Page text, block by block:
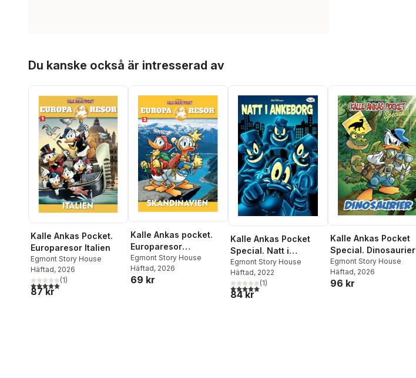
Du kanske också är intresserad av
Kalle Ankas Pocket.
Europaresor Italien
Egmont Story House
Häftad, 2026
5,0utav 5 stjärnor. Totalt antal röster:
(1)
87 kr
Kalle Ankas pocket.
Europaresor
Skandinavien
Egmont Story House
Häftad, 2026
69 kr
Kalle Ankas Pocket
Special. Natt i
Ankeborg
Egmont Story House
Häftad, 2022
5,0utav 5 stjärnor. Totalt antal röster:
(1)
84 kr
Kalle Ankas Pocket
Special. Dinosaurier
Egmont Story House
Häftad, 2026
96 kr